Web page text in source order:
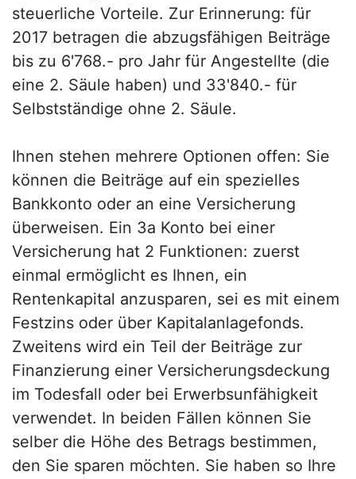
steuerliche Vorteile. Zur Erinnerung: für
2017 betragen die abzugsfähigen Beiträge
bis zu 6'768.- pro Jahr für Angestellte (die
eine 2. Säule haben) und 33'840.- für
Selbstständige ohne 2. Säule.
Ihnen stehen mehrere Optionen offen: Sie
können die Beiträge auf ein spezielles
Bankkonto oder an eine Versicherung
überweisen. Ein 3a Konto bei einer
Versicherung hat 2 Funktionen: zuerst
einmal ermöglicht es Ihnen, ein
Rentenkapital anzusparen, sei es mit einem
Festzins oder über Kapitalanlagefonds.
Zweitens wird ein Teil der Beiträge zur
Finanzierung einer Versicherungsdeckung
im Todesfall oder bei Erwerbsunfähigkeit
verwendet. In beiden Fällen können Sie
selber die Höhe des Betrags bestimmen,
den Sie sparen möchten. Sie haben so Ihre